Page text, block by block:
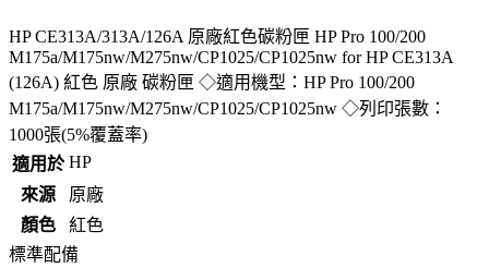
HP CE313A/313A/126A 原廠紅色碳粉匣 HP Pro 100/200
M175a/M175nw/M275nw/CP1025/CP1025nw for HP CE313A
(126A) 紅色 原廠 碳粉匣 ◇適用機型：HP Pro 100/200
M175a/M175nw/M275nw/CP1025/CP1025nw ◇列印張數：
1000張(5%覆蓋率)
適用於 HP
來源
原廠
顏色
紅色
標準配備